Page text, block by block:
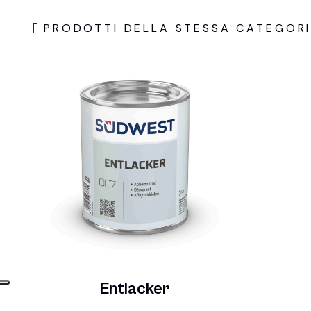
PRODOTTI DELLA STESSA
Entlacker